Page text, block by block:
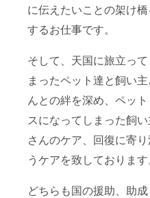
に伝えたいことの架け
するお仕事です。
そして、天国に旅立って
まったペット達と飼い主
んとの絆を深め、ペット
スになってしまった飼
さんのケア、回復に寄
うケアを致しております
どちらも国の援助、助成